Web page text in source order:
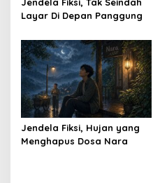
Layar Di Depan Panggung
Jendela Fiksi, Hujan yang
Menghapus Dosa Nara